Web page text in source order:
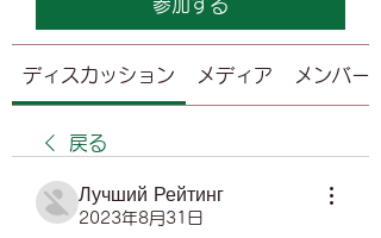
参加する
ディスカッション メディア メンバー
戻る
Лучший Рейтинг
2023年8月31日